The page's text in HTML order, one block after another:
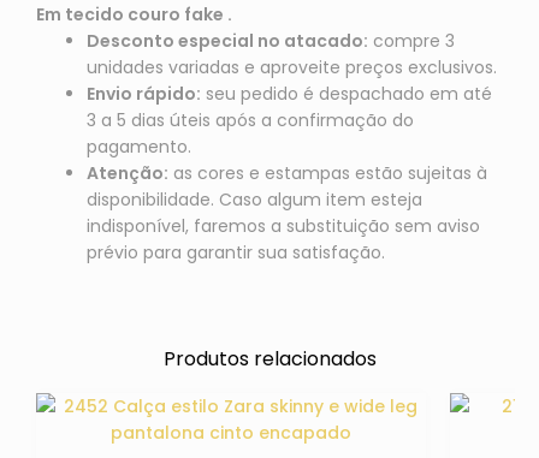
Em tecido couro fake .
Desconto especial no atacado: compre 3
unidades variadas e aproveite preços exclusivos.
Envio rápido: seu pedido é despachado em até
3 a 5 dias úteis após a confirmação do
pagamento.
Atenção: as cores e estampas estão sujeitas à
disponibilidade. Caso algum item esteja
indisponível, faremos a substituição sem aviso
prévio para garantir sua satisfação.
Produtos relacionados